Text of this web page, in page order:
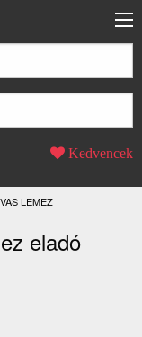
Kedvencek
LEMEZ
eladó